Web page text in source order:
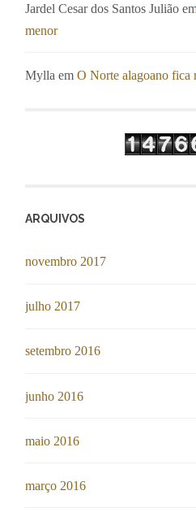
Jardel Cesar dos Santos Julião
menor
Mylla emO Norte alagoano fica
ARQUIVOS
novembro 2017
julho 2017
setembro 2016
junho 2016
maio 2016
março 2016